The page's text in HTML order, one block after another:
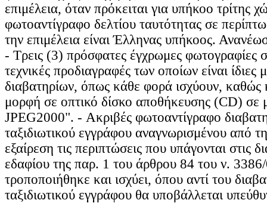
επιμέλεια, όταν πρόκειται για υπήκοο τρίτης
φωτοαντίγραφο δελτίου ταυτότητας σε
την επιμέλεια είναι Έλληνας υπήκοος.
- Τρεις (3) πρόσφατες έγχρωμες φωτογραφίες
τεχνικές προδιαγραφές των οποίων είναι ίδιες
διαβατηρίων, όπως κάθε φορά ισχύουν, καθώς
μορφή σε οπτικό δίσκο αποθήκευσης (CD) σε
JPEG2000". - Ακριβές φωτοαντίγραφο
ταξιδιωτικού εγγράφου αναγνωρισμένου από
εξαίρεση τις περιπτώσεις που υπάγονται στις
εδαφίου της παρ. 1 του άρθρου 84 του ν.
τροποποιήθηκε και ισχύει, όπου αντί του
ταξιδιωτικού εγγράφου θα υποβάλλεται